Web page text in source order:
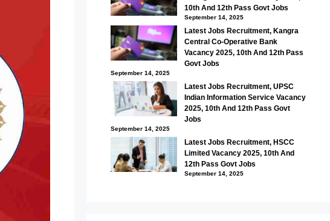
10th And 12th Pass Govt Jobs
September 14, 2025
Latest Jobs Recruitment, Kangra
Central Co-Operative Bank
Vacancy 2025, 10th And 12th Pass
Govt Jobs
September 14, 2025
Latest Jobs Recruitment, UPSC
Indian Information Service Vacancy
2025, 10th And 12th Pass Govt
Jobs
September 14, 2025
Latest Jobs Recruitment, HSCC
Limited Vacancy 2025, 10th And
12th Pass Govt Jobs
September 14, 2025